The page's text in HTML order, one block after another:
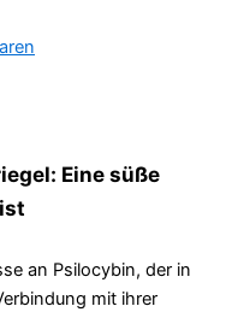
Eine süße
an Psilocybin, der in
mit ihrer